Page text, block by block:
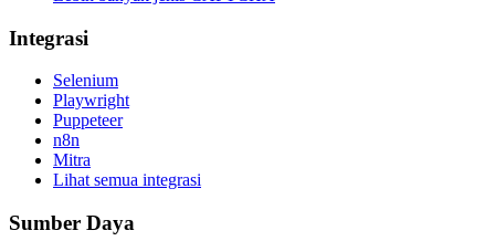
Integrasi
Selenium
Playwright
Puppeteer
n8n
Mitra
Lihat semua integrasi
Sumber Daya